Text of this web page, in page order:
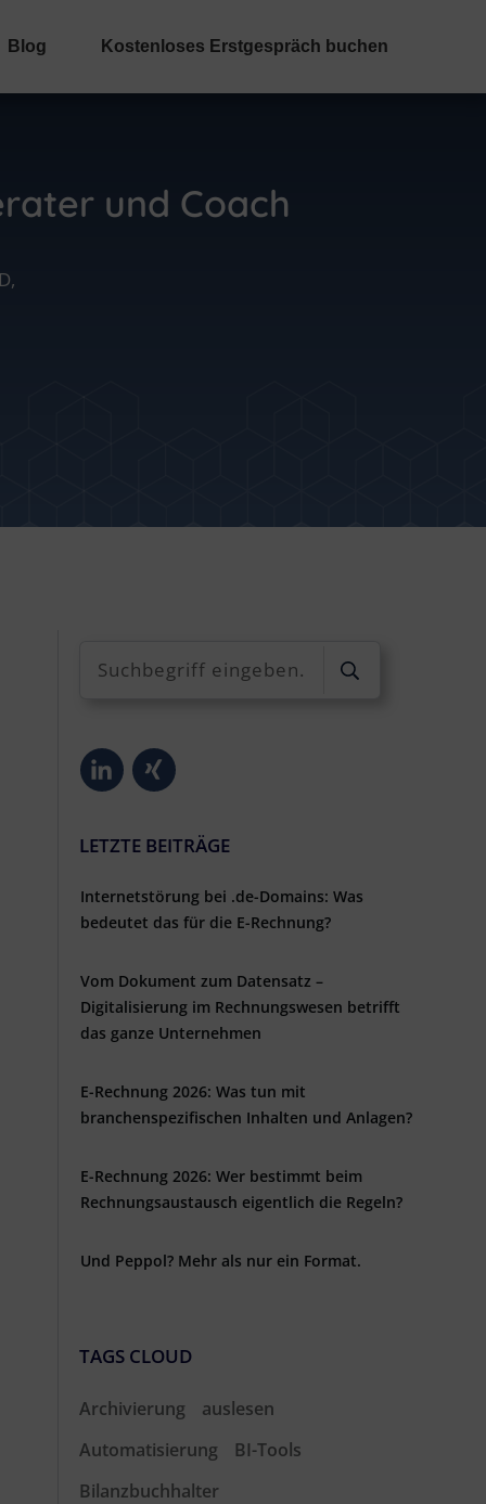
Blog Kostenloses Erstgespräch buchen
und Coach
LETZTE BEITRÄGE
Internetstörung bei .de-Domains: Was
bedeutet das für die E-Rechnung?
Vom Dokument zum Datensatz –
Digitalisierung im Rechnungswesen betrifft
das ganze Unternehmen
E-Rechnung 2026: Was tun mit
branchenspezifischen Inhalten und Anlagen?
E-Rechnung 2026: Wer bestimmt beim
Rechnungsaustausch eigentlich die Regeln?
Und Peppol? Mehr als nur ein Format.
TAGS CLOUD
Archivierung
auslesen
Automatisierung
BI-Tools
Bilanzbuchhalter